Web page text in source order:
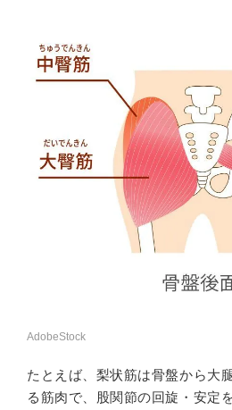
AdobeStock
たとえば、梨状筋は骨盤から大
る筋肉で、股関節の回旋・安定